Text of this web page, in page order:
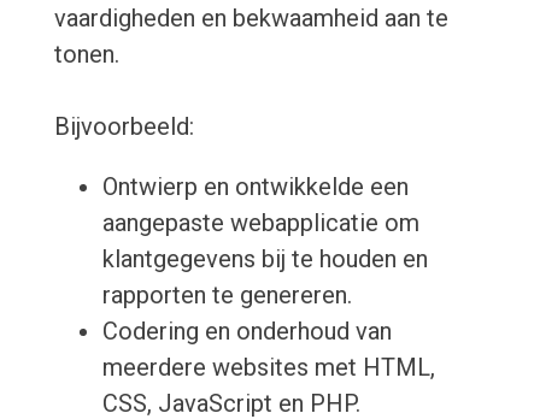
vaardigheden en bekwaamheid aan te
tonen.
Bijvoorbeeld:
Ontwierp en ontwikkelde een
aangepaste webapplicatie om
klantgegevens bij te houden en
rapporten te genereren.
Codering en onderhoud van
meerdere websites met HTML,
CSS, JavaScript en PHP.